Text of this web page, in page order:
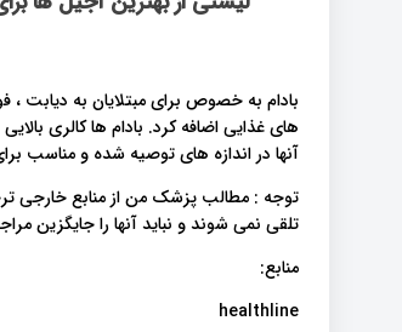
بادام به خصوص برای مبتلایان به دیابت ،
های غذایی اضافه کرد. بادام ها کالری
آنها در اندازه های توصیه شده و مناسب
توجه : مطالب پزشک من از منابع خارجی
تلقی نمی شوند و نباید آنها را
منابع:
healthline